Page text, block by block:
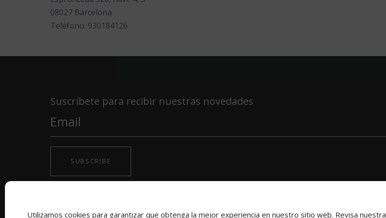
Utilizamos cookies para garantizar que obtenga la mejor experiencia en nuestro sitio web. Revisa nuestra
08027 Barcelona
Teléfono: 930184126
Suscríbete para recibir nuestras novedades
SUBSCRIBE